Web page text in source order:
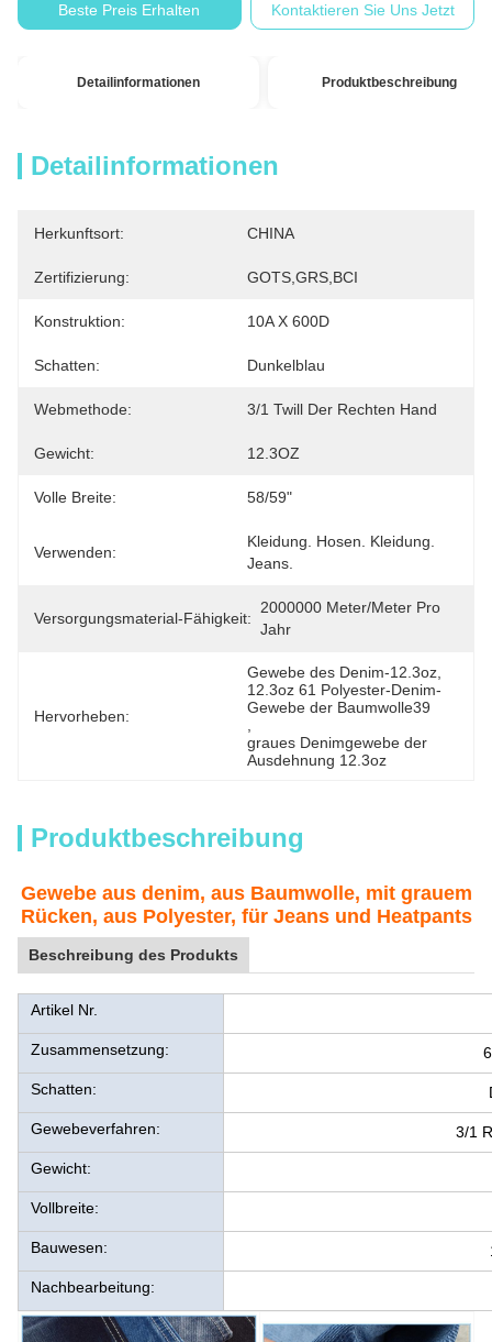
Beste Preis Erhalten Kontaktieren Sie Uns Jetzt
Detailinformationen Produktbeschreibung
Detailinformationen
Herkunftsort: CHINA
Zertifizierung: GOTS,GRS,BCI
Konstruktion: 10A X 600D
Schatten: Dunkelblau
Webmethode: 3/1 Twill Der Rechten Hand
Gewicht: 12.3OZ
Volle Breite: 58/59"
Verwenden:
Kleidung. Hosen. Kleidung.
Jeans.
Versorgungsmaterial-Fähigkeit:
2000000 Meter/Meter Pro
Jahr
Hervorheben:
Gewebe des Denim-12.3oz
12.3oz 61 Polyester-Denim-
Gewebe der Baumwolle39
graues Denimgewebe der
Ausdehnung 12.3oz
Produktbeschreibung
Gewebe aus denim, aus Baumwolle, mit grauem
Rücken, aus Polyester, für Jeans und Heatpants
Beschreibung des Produkts
Artikel Nr.
Zusammensetzung:
Schatten:
Gewebeverfahren: 3/1
Gewicht:
Vollbreite:
Bauwesen:
Nachbearbeitung: